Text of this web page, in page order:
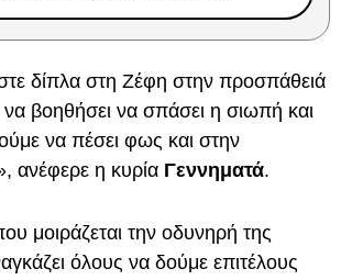
δίπλα στη Ζέφη στην προσπάθειά
να βοηθήσει να σπάσει η σιωπή και
να πέσει φως και στην
ανέφερε η κυρία Γεννηματά.
μοιράζεται την οδυνηρή της
όλους να δούμε επιτέλους